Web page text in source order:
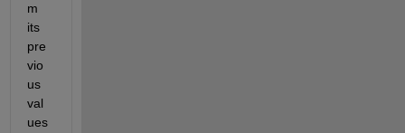
m
its
pre
vio
us
val
ues